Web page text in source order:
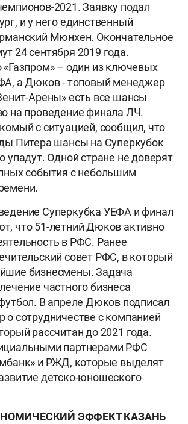
2021. Заявку подал
и у него единственный
Мюнхен. Окончательное
24 сентября 2019 года.
«Газпром» – один из ключевых
а Дюков - топовый менеджер
Арены» есть все шансы
на проведение финала ЛЧ.
с ситуацией, сообщил, что
Питера шансы на Суперкубок
упадут. Одной стране не доверят
события с небольшим
Суперкубка УЕФА и финал
что 51-летний Дюков активно
в РФС. Ранее
совет РФС, в который
бизнесмены. Задача
частного бизнеса
В апреле Дюков подписал
о сотрудничестве с компанией
рассчитан до 2021 года.
партнерами РФС
и РЖД, которые выделят
детско-юношеского
ЭФФЕКТ КАЗАНЬ